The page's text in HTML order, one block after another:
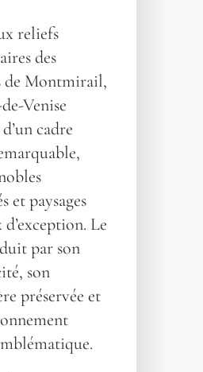
reliefs
des
de Montmirail,
Venise
cadre
et paysages
Le
par son
son
préservée et